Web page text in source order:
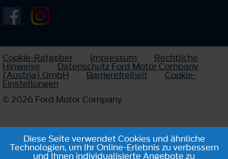
Cookie-Ratgeber Impressum Rechtliche
Hinweise Datenschutz Ford Motor Company
(Austria) GmbH Barrierefreiheit Cookie-
Einstellungen
© 2026 Ford Motor Company
Diese Seite verwendet Cookies und ähnliche
Technologien, um Ihr Online-Erlebnis zu verbessern
und Ihnen individualisierte Angebote zu